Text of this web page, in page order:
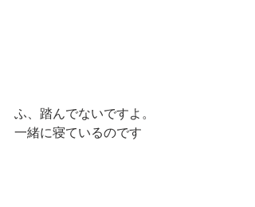
ふ、踏んでないですよ。
一緒に寝ているのです